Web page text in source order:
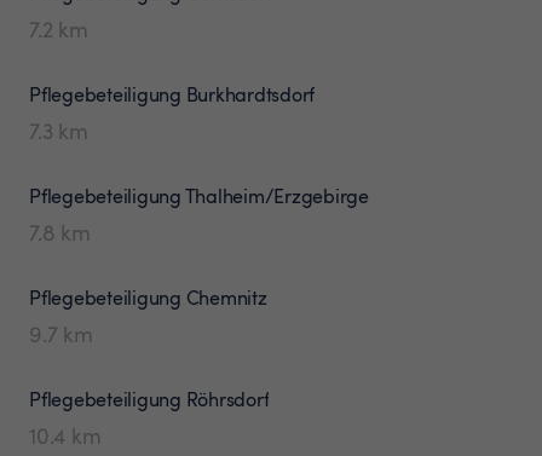
7.2 km
Pflegebeteiligung Burkhardtsdorf
7.3 km
PflegebeteiligungThalheim/Erzgebirge
7.8 km
Pflegebeteiligung Chemnitz
9.7 km
Pflegebeteiligung Röhrsdorf
10.4 km